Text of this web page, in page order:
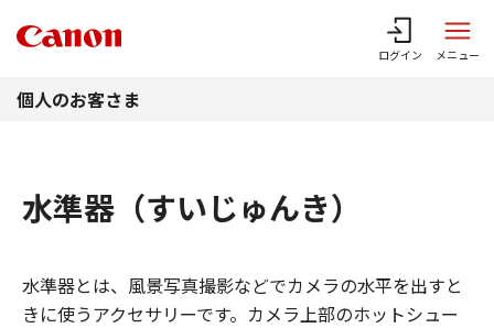
ログイン メニュー
個人のお客さま
水準器（すいじゅんき）
水準器とは、風景写真撮影などでカメラの水平を出すと
きに使うアクセサリーです。カメラ上部のホットシュー